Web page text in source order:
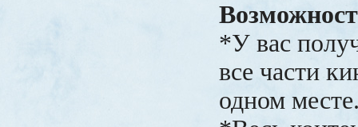
*У вас
все части
одном